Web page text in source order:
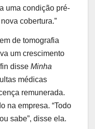
uma condição pré-
cobertura.”
de tomografia
um crescimento
disse Minha
médicas
remunerada.
na empresa. “Todo
sabe”, disse ela.